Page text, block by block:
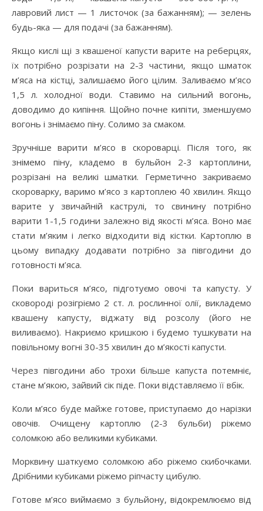
лавровий лист — 1 листочок (за бажанням); — зелень
будь-яка — для подачі (за бажанням).
Якщо кислі щі з квашеної капусти варите на реберцях,
їх потрібно розрізати на 2-3 частини, якщо шматок
м’яса на кістці, залишаємо його цілим. Заливаємо м’ясо
1,5 л. холодної води. Ставимо на сильний вогонь,
доводимо до кипіння. Щойно почне кипіти, зменшуємо
вогонь і знімаємо піну. Солимо за смаком.
Зручніше варити м’ясо в скороварці. Після того, як
знімемо піну, кладемо в бульйон 2-3 картоплини,
розрізані на великі шматки. Герметично закриваємо
скороварку, варимо м’ясо з картоплею 40 хвилин. Якщо
варите у звичайній каструлі, то свинину потрібно
варити 1-1,5 години залежно від якості м’яса. Воно має
стати м’яким і легко відходити від кістки. Картоплю в
цьому випадку додавати потрібно за півгодини до
готовності м’яса.
Поки вариться м’ясо, підготуємо овочі та капусту. У
сковороді розігріємо 2 ст. л. рослинної олії, викладемо
квашену капусту, віджату від розсолу (його не
виливаємо). Накриємо кришкою і будемо тушкувати на
повільному вогні 30-35 хвилин до м’якості капусти.
Через півгодини або трохи більше капуста потемніє,
стане м’якою, зайвий сік піде. Поки відставляємо її вбік.
Коли м’ясо буде майже готове, приступаємо до нарізки
овочів. Очищену картоплю (2-3 бульби) ріжемо
соломкою або великими кубиками.
Морквину шаткуємо соломкою або ріжемо скибочками.
Дрібними кубиками ріжемо ріпчасту цибулю.
Готове м’ясо виймаємо з бульйону, відокремлюємо від